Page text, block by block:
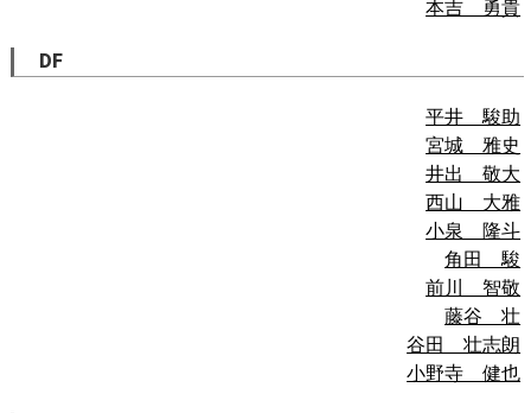
本吉 勇貴
DF
平井 駿助
宮城 雅史
井出 敬大
西山 大雅
小泉 隆斗
角田 駿
前川 智敬
藤谷 壮
谷田 壮志朗
小野寺 健也